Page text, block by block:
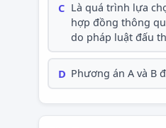
C Là quá trình lựa
hợp đồng thông
do pháp luật đấu
D Phương án A và B